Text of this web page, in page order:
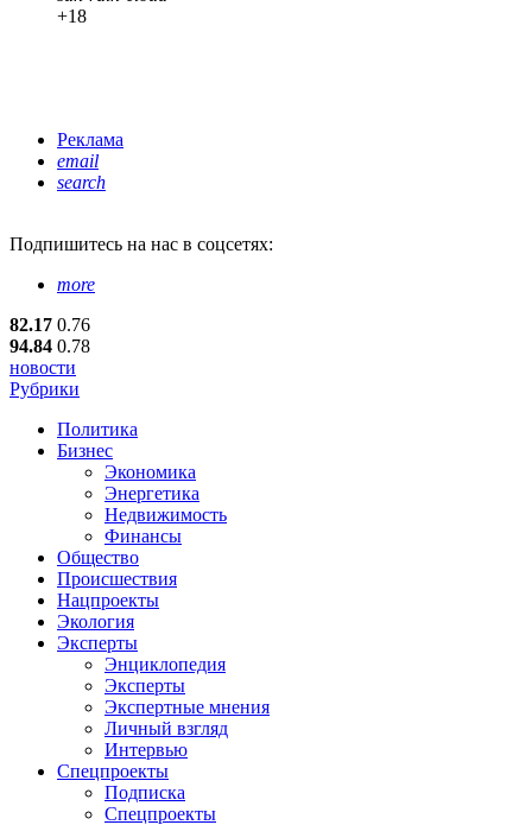
+18
Реклама
email
search
Подпишитесь на нас в соцсетях:
more
82.17 0.76
94.84 0.78
новости
Рубрики
Политика
Бизнес
Экономика
Энергетика
Недвижимость
Финансы
Общество
Происшествия
Нацпроекты
Экология
Эксперты
Энциклопедия
Эксперты
Экспертные мнения
Личный взгляд
Интервью
Спецпроекты
Подписка
Спецпроекты